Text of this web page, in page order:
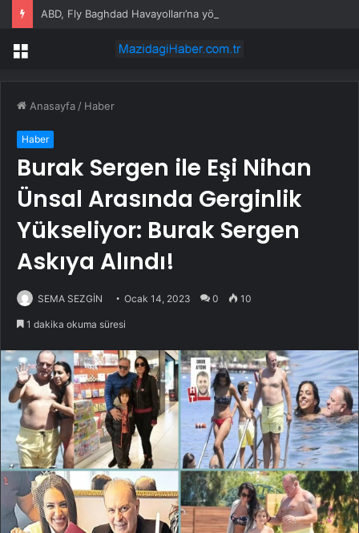
Menü
Anasayfa / Haber
Haber
Burak Sergen ile Eşi Nihan
Ünsal Arasında Gerginlik
Yükseliyor: Burak Sergen
Askıya Alındı!
SEMA SEZGİN Ocak 14, 2023 0 10
1 dakika okuma süresi